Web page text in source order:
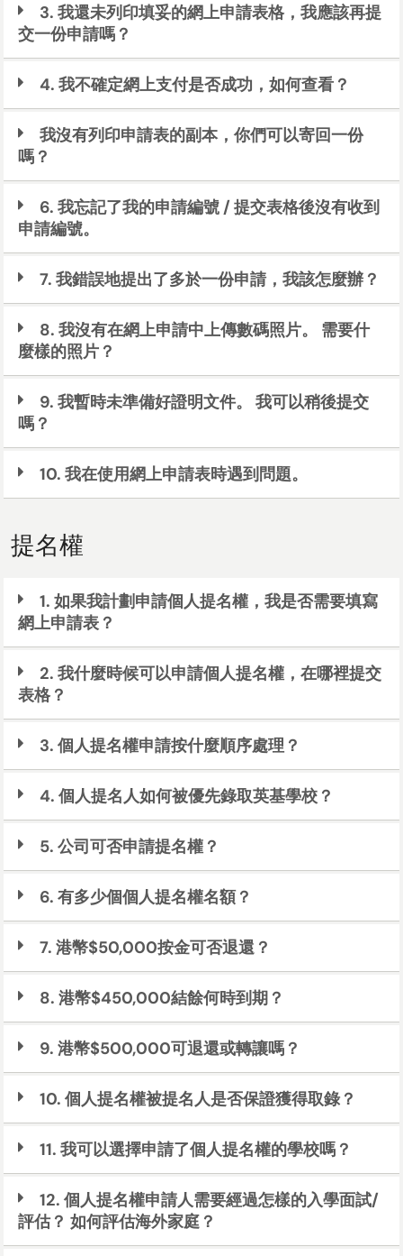
3. 我還未列印填妥的網上申請表格，我應該再提
交一份申請嗎？
4. 我不確定網上支付是否成功，如何查看？
我沒有列印申請表的副本，你們可以寄回一份
嗎？
6. 我忘記了我的申請編號 / 提交表格後沒有收到
申請編號。
7. 我錯誤地提出了多於一份申請，我該怎麼辦？
8. 我沒有在網上申請中上傳數碼照片。 需要什
麼樣的照片？
9. 我暫時未準備好證明文件。 我可以稍後提交
嗎？
10. 我在使用網上申請表時遇到問題。
提名權
1. 如果我計劃申請個人提名權，我是否需要填寫
網上申請表？
2. 我什麼時候可以申請個人提名權，在哪裡提交
表格？
3. 個人提名權申請按什麼順序處理？
4. 個人提名人如何被優先錄取英基學校？
5. 公司可否申請提名權？
6. 有多少個個人提名權名額？
7. 港幣$50,000按金可否退還？
8. 港幣$450,000結餘何時到期？
9. 港幣$500,000可退還或轉讓嗎？
10. 個人提名權被提名人是否保證獲得取錄？
11. 我可以選擇申請了個人提名權的學校嗎？
12. 個人提名權申請人需要經過怎樣的入學面試/
評估？ 如何評估海外家庭？